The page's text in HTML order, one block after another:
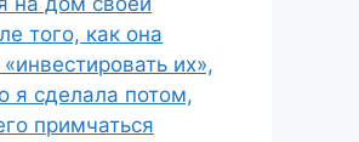
того, как она
их»,
я сделала потом,
примчаться